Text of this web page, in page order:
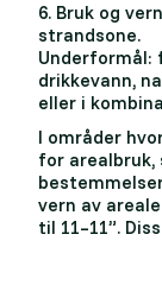
6. Bruk og
strandsone.
Underformål:
drikkevann,
eller i
I områder
for arealbruk,
vern av
til 11–11”.